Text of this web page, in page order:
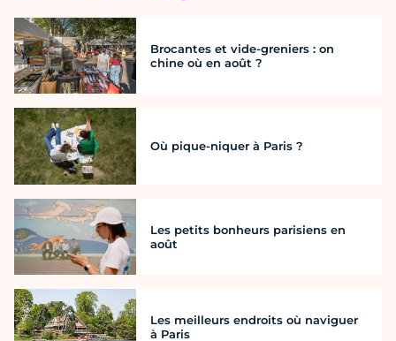
Brocantes et vide-greniers : on
chine où en août ?
Où pique-niquer à Paris ?
Les petits bonheurs parisiens en
août
Les meilleurs endroits où naviguer
à Paris